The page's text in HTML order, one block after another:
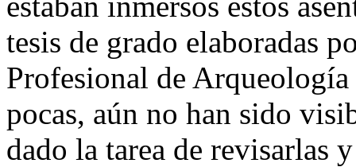
tesis de grado elaboradas
Profesional de
pocas, aún no han sido
dado la tarea de revisarlas